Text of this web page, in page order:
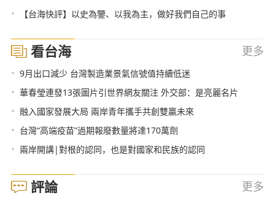
• 【台海快評】以史為鑒、以我為主，做好我們自己的事
看台海 更多
• 9月出口減少 台灣製造業景氣信號值持續低迷
• 華春瑩連發13張圖片引世界網友關注 外交部：是亮麗名片
• 融入國家發展大局 兩岸青年攜手共創雙贏未來
• 台灣“高端疫苗”過期報廢數量將達170萬劑
• 兩岸開講|對根的認同，也是對國家和民族的認同
評論 更多